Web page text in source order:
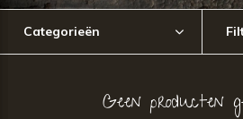
Categorieën
Geen producten